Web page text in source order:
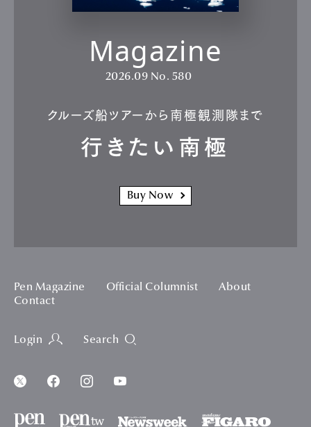
Magazine
2026.09 No. 580
クルーズ船ツアーから南極観測隊まで
行きたい南極
Buy Now
Pen Magazine Official Columnist
About
Contact
Login Search